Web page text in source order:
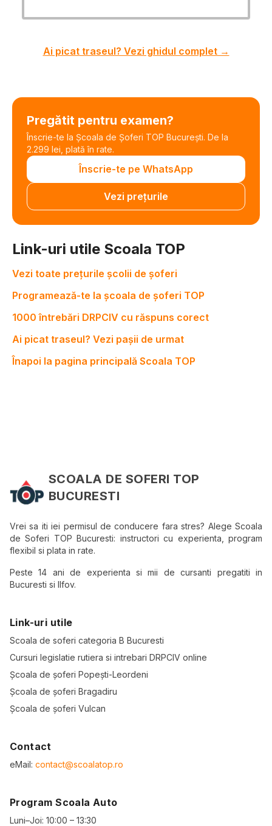
Ai picat traseul? Vezi ghidul complet →
Pregătit pentru examen?
Înscrie-te la Școala de Șoferi TOP București. De la
2.299 lei, plată în rate.
Înscrie-te pe WhatsApp
Vezi prețurile
Link-uri utile Scoala TOP
Vezi toate prețurile școlii de șoferi
Programează-te la școala de șoferi TOP
1000 întrebări DRPCIV cu răspuns corect
Ai picat traseul? Vezi pașii de urmat
Înapoi la pagina principală Scoala TOP
SCOALA DE SOFERI TOP
BUCURESTI
Vrei sa iti iei permisul de conducere fara stres? Alege Scoala
de Soferi TOP Bucuresti: instructori cu experienta, program
flexibil si plata in rate.
Peste 14 ani de experienta si mii de cursanti pregatiti in
Bucuresti si Ilfov.
Link-uri utile
Scoala de soferi categoria B Bucuresti
Cursuri legislatie rutiera si intrebari DRPCIV online
Școala de șoferi Popești-Leordeni
Școala de șoferi Bragadiru
Școala de șoferi Vulcan
Contact
eMail: contact@scoalatop.ro
Program Scoala Auto
Luni–Joi: 10:00 – 13:30